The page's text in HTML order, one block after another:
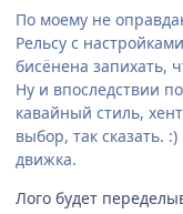
По моему не
Рельсу с
бисёнена запихать,
Ну и впоследствии
кавайный стиль,
выбор, так сказать.
движка.
Лого будет